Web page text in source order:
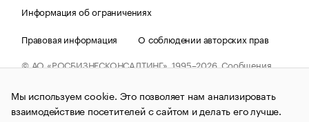
Информация об ограничениях
Правовая информация
О соблюдении авторских прав
© АО «РОСБИЗНЕСКОНСАЛТИНГ»,1995–2026.Сообщения
связи, информационных технологий и массовых
коммуникаций (Роскомнадзор) 09.12.2015 за номером ИА
Мы используем cookie. Это позволяет нам анализировать
взаимодействие посетителей с сайтом и делать его лучше.